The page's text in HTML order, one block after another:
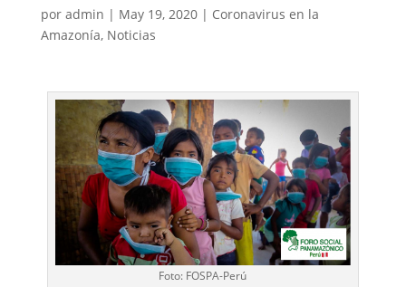
por admin | May 19, 2020| Coronavirus en la
Amazonía, Noticias
Foto: FOSPA-Perú